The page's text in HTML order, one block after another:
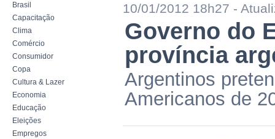
Brasil
Capacitação
Clima
Comércio
Consumidor
Copa
Cultura & Lazer
Economia
Educação
Eleições
Empregos
10/01/2012 18h27 -
Governo do
província
Argentinos
Americanos de